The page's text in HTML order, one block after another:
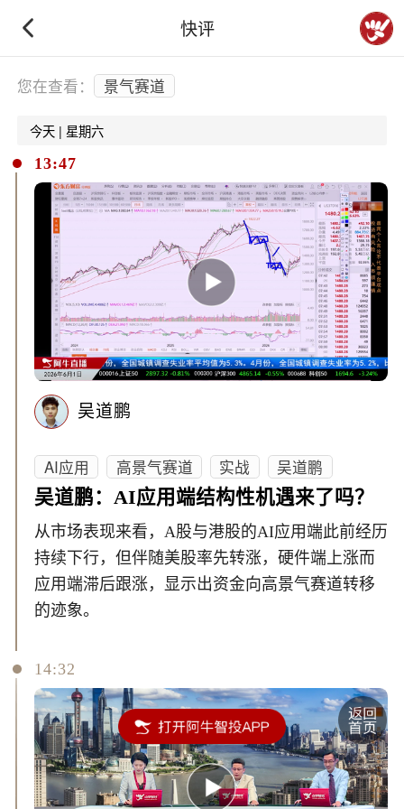
快评
下拉刷新
您在查看： 景气赛道
今天 | 星期六
13:47
吴道鹏
AI应用 高景气赛道 实战
吴道鹏
吴道鹏：AI应用端结构性机遇来了吗？
从市场表现来看，A股与港股的AI应用端此前经历
持续下行，但伴随美股率先转涨，硬件端上涨而
应用端滞后跟涨，显示出资金向高景气赛道转移
的迹象。
14:32